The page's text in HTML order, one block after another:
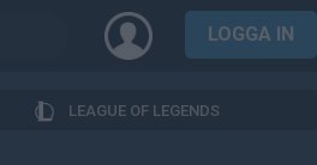
LOGGA IN
LEAGUE OF LEGENDS